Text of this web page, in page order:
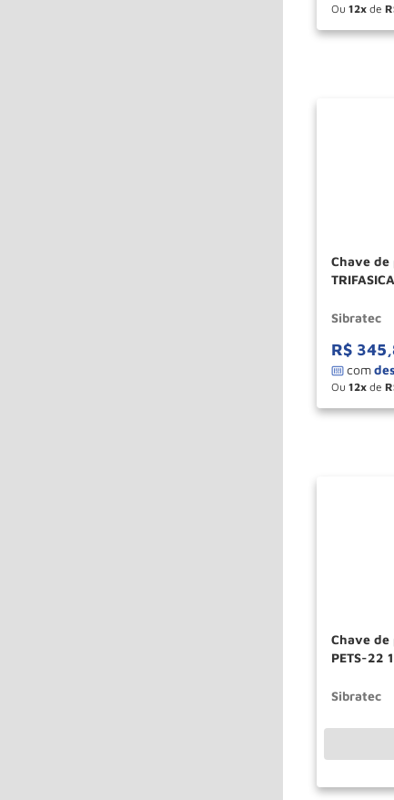
Ou 12 de
－
Chave
Sibratec
R$ 345,
Ou 12 de
－
Chave
PETS-22
Sibratec